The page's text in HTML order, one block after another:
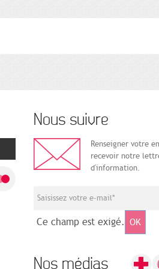
Nous suivre
Renseigner votre
recevoir notre
d'information.
Ce champ est exigé. OK
Nos médias